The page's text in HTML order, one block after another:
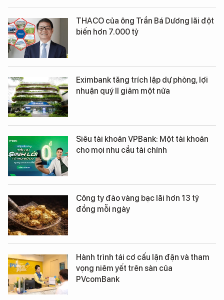
THACO của ông Trần Bá Dương lãi đột
biến hơn 7.000 tỷ
Eximbank tăng trích lập dự phòng, lợi
nhuận quý II giảm một nửa
Siêu tài khoản VPBank: Một tài khoản
cho mọi nhu cầu tài chính
Công ty đào vàng bạc lãi hơn 13 tỷ
đồng mỗi ngày
Hành trình tái cơ cấu lận đận và tham
vọng niêm yết trên sàn của
PVcomBank